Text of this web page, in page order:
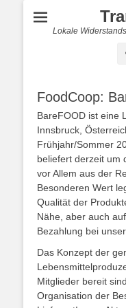
Lokale
FoodCoop:
BareFOOD ist eine
Innsbruck,
Frühjahr/Sommer
beliefert derzeit um
vor Allem aus der
Besonderen Wert
Qualität der
Nähe, aber auch
Bezahlung bei
Das Konzept der
Mitglieder bereit
Organisation der